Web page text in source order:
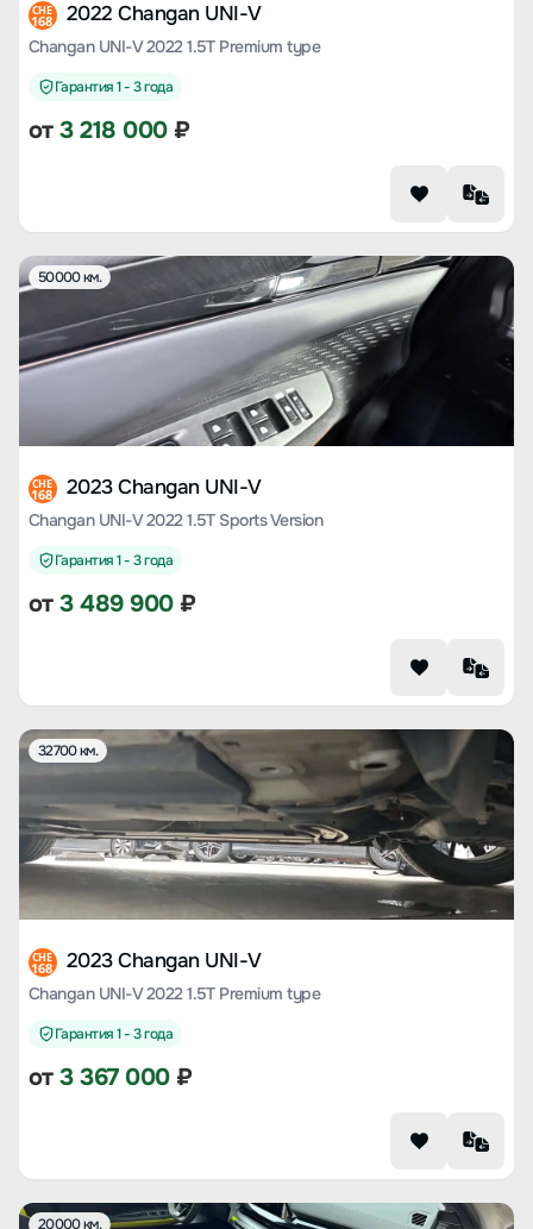
CHE
168 2022 Changan UNI-V
Changan UNI-V 2022 1.5T Premium type
Гарантия 1 - 3 года
от3 218 000₽
50000 км.
CHE
168 2023 Changan UNI-V
Changan UNI-V 2022 1.5T Sports Version
Гарантия 1 - 3 года
от3 489 900₽
32700 км.
CHE
168 2023 Changan UNI-V
Changan UNI-V 2022 1.5T Premium type
Гарантия 1 - 3 года
от3 367 000₽
20000 км.